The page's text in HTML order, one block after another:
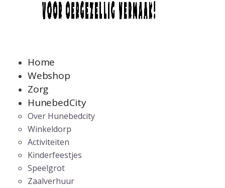
Home
Webshop
Zorg
HunebedCity
Over Hunebedcity
Winkeldorp
Activiteiten
Kinderfeestjes
Speelgrot
Zaalverhuur